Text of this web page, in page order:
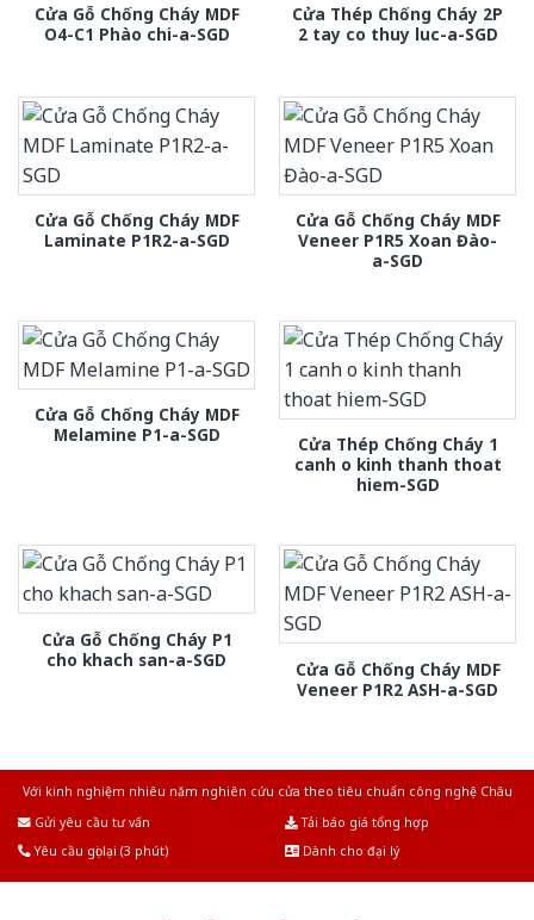
Cửa Gỗ Chống Cháy MDF
O4-C1 Phào chi-a-SGD
Cửa Thép Chống Cháy 2P
2 tay co thuy luc-a-SGD
Cửa Gỗ Chống Cháy MDF
Laminate P1R2-a-SGD
Cửa Gỗ Chống Cháy MDF
Veneer P1R5 Xoan Đào-
a-SGD
Cửa Gỗ Chống Cháy MDF
Melamine P1-a-SGD
Cửa Thép Chống Cháy 1
canh o kinh thanh thoat
hiem-SGD
Cửa Gỗ Chống Cháy P1
cho khach san-a-SGD
Cửa Gỗ Chống Cháy MDF
Veneer P1R2 ASH-a-SGD
Với kinh nghiệm nhiêu năm nghiên cứu cửa theo tiêu chuẩn công nghệ Châu
Gửi yêu cầu tư vấn
Tải báo giá tổng hợp
Yêu cầu gọi lại (3 phút)
Dành cho đại lý